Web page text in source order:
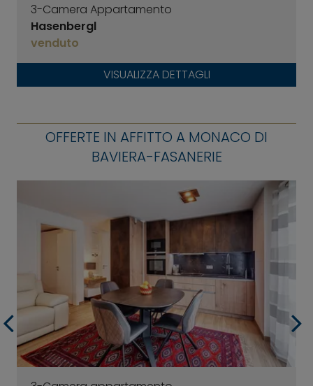
3-Camera Appartamento
Hasenbergl
venduto
VISUALIZZA DETTAGLI
OFFERTE IN AFFITTO A MONACO DI
BAVIERA-FASANERIE